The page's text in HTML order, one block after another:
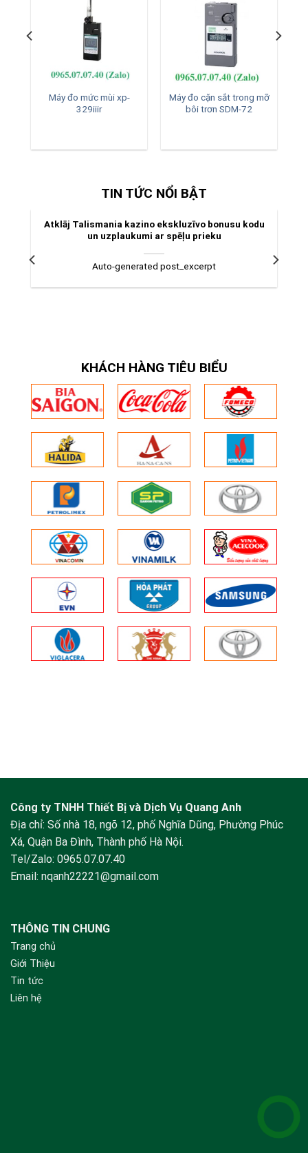
Máy đo mức mùi xp-
329iiir
Máy đo cặn sắt trong mỡ
bôi trơn SDM-72
TIN TỨC NỔI BẬT
Atklāj Talismania kazino ekskluzīvo bonusu kodu
un uzplaukumi ar spēļu prieku
Auto-generated post_excerpt
KHÁCH HÀNG TIÊU BIỂU
Công ty TNHH Thiết Bị và Dịch Vụ Quang Anh
Địa chỉ: Số nhà 18, ngõ 12, phố Nghĩa Dũng, Phường Phúc
Xá, Quận Ba Đình, Thành phố Hà Nội.
Tel/Zalo: 0965.07.07.40
Email: nqanh22221@gmail.com
THÔNG TIN CHUNG
Trang chủ
Giới Thiệu
Tin tức
Liên hệ